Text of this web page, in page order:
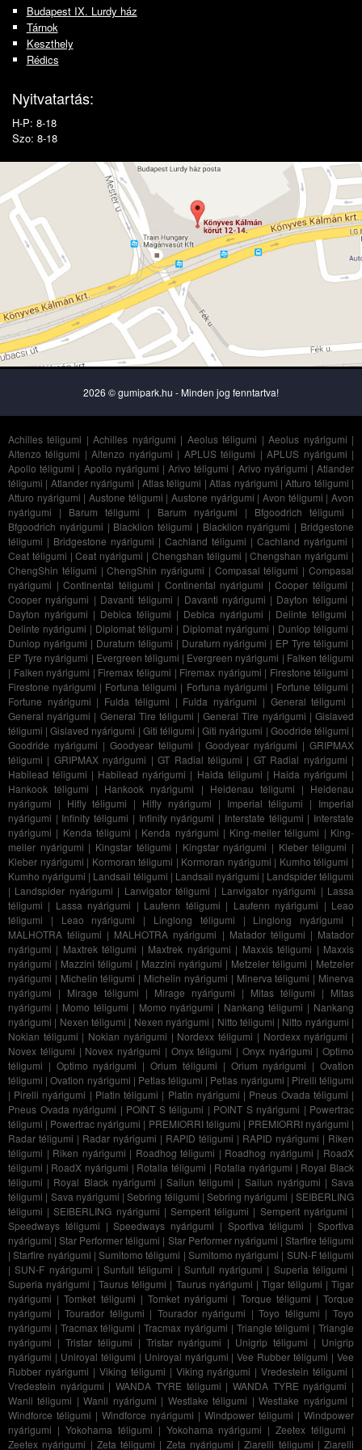
Budapest IX. Lurdy ház
Tárnok
Keszthely
Rédics
Nyitvatartás:
H-P: 8-18
Szo: 8-18
2026 © gumipark.hu - Minden jog fenntartva!
Achilles téligumi |Achilles nyárigumi | Aeolus téligumi |Aeolus nyárigumi |
Altenzo téligumi |Altenzo nyárigumi | APLUS téligumi |APLUS nyárigumi |
Apollo téligumi | Apollo nyárigumi |Arivo téligumi | Arivo nyárigumi |Atlander
téligumi | Atlander nyárigumi | Atlas téligumi |Atlas nyárigumi |Atturo téligumi |
Atturo nyárigumi |Austone téligumi |Austone nyárigumi |Avon téligumi |Avon
nyárigumi | Barum téligumi | Barum nyárigumi | Bfgoodrich téligumi |
Bfgoodrich nyárigumi | Blacklion téligumi | Blacklion nyárigumi | Bridgestone
téligumi | Bridgestone nyárigumi | Cachland téligumi | Cachland nyárigumi |
Ceat téligumi |Ceat nyárigumi | Chengshan téligumi |Chengshan nyárigumi |
ChengShin téligumi |ChengShin nyárigumi | Compasal téligumi |Compasal
nyárigumi | Continental téligumi | Continental nyárigumi | Cooper téligumi |
Cooper nyárigumi | Davanti téligumi | Davanti nyárigumi | Dayton téligumi |
Dayton nyárigumi | Debica téligumi | Debica nyárigumi | Delinte téligumi |
Delinte nyárigumi | Diplomat téligumi | Diplomat nyárigumi | Dunlop téligumi |
Dunlop nyárigumi | Duraturn téligumi | Duraturn nyárigumi | EP Tyre téligumi |
EP Tyre nyárigumi | Evergreen téligumi | Evergreen nyárigumi | Falken téligumi
| Falken nyárigumi | Firemax téligumi | Firemax nyárigumi | Firestone téligumi |
Firestone nyárigumi | Fortuna téligumi | Fortuna nyárigumi | Fortune téligumi |
Fortune nyárigumi | Fulda téligumi | Fulda nyárigumi | General téligumi |
General nyárigumi | General Tire téligumi |General Tire nyárigumi |Gislaved
téligumi |Gislaved nyárigumi | Giti téligumi |Giti nyárigumi | Goodride téligumi |
Goodride nyárigumi | Goodyear téligumi | Goodyear nyárigumi | GRIPMAX
téligumi | GRIPMAX nyárigumi |GT Radial téligumi | GT Radial nyárigumi |
Habilead téligumi | Habilead nyárigumi | Haida téligumi | Haida nyárigumi |
Hankook téligumi | Hankook nyárigumi | Heidenau téligumi | Heidenau
nyárigumi | Hifly téligumi | Hifly nyárigumi | Imperial téligumi | Imperial
nyárigumi | Infinity téligumi | Infinity nyárigumi | Interstate téligumi | Interstate
nyárigumi | Kenda téligumi | Kenda nyárigumi | King-meiler téligumi | King-
meiler nyárigumi | Kingstar téligumi | Kingstar nyárigumi | Kleber téligumi |
Kleber nyárigumi | Kormoran téligumi | Kormoran nyárigumi | Kumho téligumi |
Kumho nyárigumi | Landsail téligumi | Landsail nyárigumi | Landspider téligumi
| Landspider nyárigumi | Lanvigator téligumi | Lanvigator nyárigumi | Lassa
téligumi | Lassa nyárigumi | Laufenn téligumi | Laufenn nyárigumi | Leao
téligumi | Leao nyárigumi | Linglong téligumi | Linglong nyárigumi |
MALHOTRA téligumi | MALHOTRA nyárigumi | Matador téligumi | Matador
nyárigumi | Maxtrek téligumi | Maxtrek nyárigumi | Maxxis téligumi | Maxxis
nyárigumi | Mazzini téligumi | Mazzini nyárigumi | Metzeler téligumi | Metzeler
nyárigumi | Michelin téligumi | Michelin nyárigumi | Minerva téligumi | Minerva
nyárigumi | Mirage téligumi | Mirage nyárigumi | Mitas téligumi | Mitas
nyárigumi | Momo téligumi | Momo nyárigumi | Nankang téligumi | Nankang
nyárigumi | Nexen téligumi | Nexen nyárigumi | Nitto téligumi | Nitto nyárigumi |
Nokian téligumi | Nokian nyárigumi | Nordexx téligumi | Nordexx nyárigumi |
Novex téligumi | Novex nyárigumi | Onyx téligumi | Onyx nyárigumi | Optimo
téligumi | Optimo nyárigumi |Orium téligumi | Orium nyárigumi |Ovation
téligumi |Ovation nyárigumi | Petlas téligumi | Petlas nyárigumi | Pirelli téligumi
| Pirelli nyárigumi | Platin téligumi | Platin nyárigumi | Pneus Ovada téligumi |
Pneus Ovada nyárigumi | POINT S téligumi | POINT S nyárigumi | Powertrac
téligumi | Powertrac nyárigumi | PREMIORRI téligumi | PREMIORRI nyárigumi |
Radar téligumi | Radar nyárigumi | RAPID téligumi | RAPID nyárigumi | Riken
téligumi | Riken nyárigumi | Roadhog téligumi | Roadhog nyárigumi | RoadX
téligumi | RoadX nyárigumi | Rotalla téligumi | Rotalla nyárigumi | Royal Black
téligumi | Royal Black nyárigumi |Sailun téligumi | Sailun nyárigumi |Sava
téligumi | Sava nyárigumi |Sebring téligumi |Sebring nyárigumi |SEIBERLING
téligumi |SEIBERLING nyárigumi |Semperit téligumi | Semperit nyárigumi |
Speedways téligumi |Speedways nyárigumi | Sportiva téligumi |Sportiva
nyárigumi |Star Performer téligumi | Star Performer nyárigumi | Starfire téligumi
|Starfire nyárigumi |Sumitomo téligumi | Sumitomo nyárigumi | SUN-F téligumi
|SUN-F nyárigumi | Sunfull téligumi | Sunfull nyárigumi | Superia téligumi |
Superia nyárigumi |Taurus téligumi | Taurus nyárigumi | Tigar téligumi |Tigar
nyárigumi |Tomket téligumi | Tomket nyárigumi | Torque téligumi |Torque
nyárigumi |Tourador téligumi | Tourador nyárigumi |Toyo téligumi |Toyo
nyárigumi | Tracmax téligumi |Tracmax nyárigumi | Triangle téligumi |Triangle
nyárigumi | Tristar téligumi | Tristar nyárigumi | Unigrip téligumi | Unigrip
nyárigumi | Uniroyal téligumi | Uniroyal nyárigumi |Vee Rubber téligumi |Vee
Rubber nyárigumi | Viking téligumi | Viking nyárigumi |Vredestein téligumi |
Vredestein nyárigumi |WANDA TYRE téligumi | WANDA TYRE nyárigumi |
Wanli téligumi |Wanli nyárigumi | Westlake téligumi |Westlake nyárigumi |
Windforce téligumi | Windforce nyárigumi | Windpower téligumi | Windpower
nyárigumi | Yokohama téligumi | Yokohama nyárigumi |Zeetex téligumi |
Zeetex nyárigumi | Zeta téligumi | Zeta nyárigumi |Ziarelli téligumi | Ziarelli